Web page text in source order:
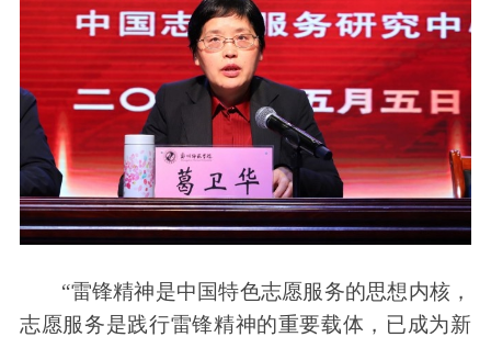
“雷锋精神是中国特色志愿服务的思想内核，
志愿服务是践行雷锋精神的重要载体，已成为新